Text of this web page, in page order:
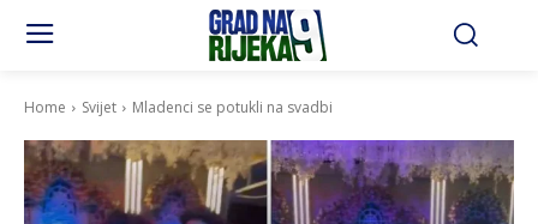
Home Svijet Mladenci se potukli na svadbi